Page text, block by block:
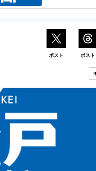
ポスト ポスト